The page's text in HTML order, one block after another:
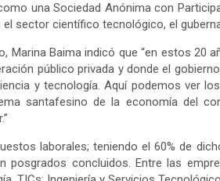
una Sociedad Anónima con
sector científico tecnológico, el
Marina Baima indicó que “en estos 20
público privada y donde el
y tecnología. Aquí podemos ver
santafesino de la economía del
laborales; teniendo el 60% de
posgrados concluidos. Entre las